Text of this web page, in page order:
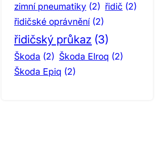
zimní pneumatiky (2) řidič (2)
řidičské oprávnění (2)
řidičský průkaz (3)
Škoda (2) Škoda Elroq (2)
Škoda Epiq (2)